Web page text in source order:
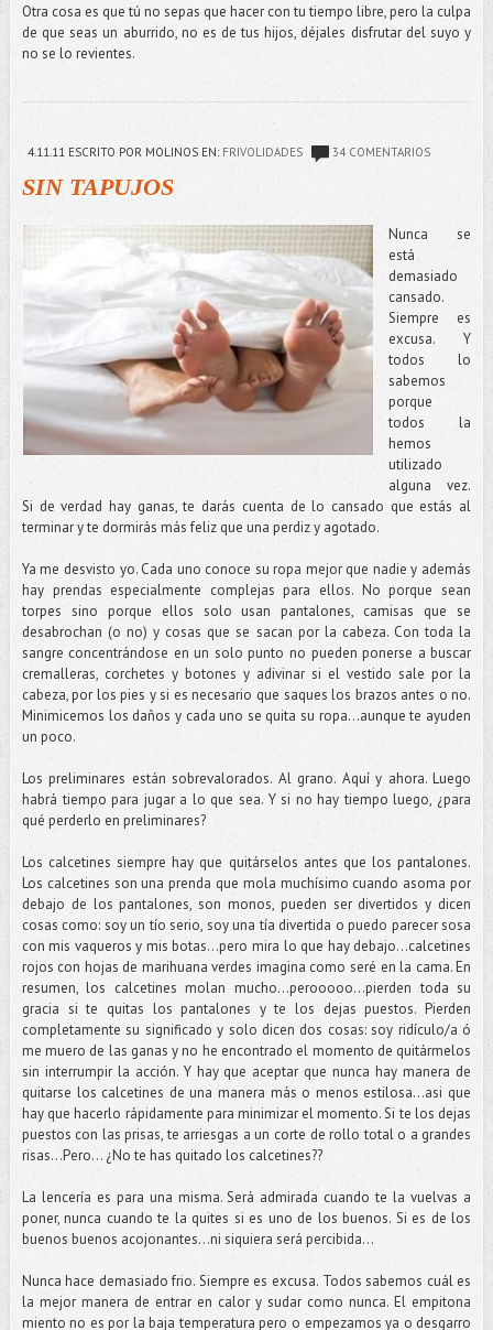
Otra cosa es que tú no sepas que hacer con tu tiempo libre, pero la culpa
de que seas un aburrido, no es de tus hijos, déjales disfrutar del suyo y
no se lo revientes.
4.11.11ESCRITO POR MOLINOS EN: FRIVOLIDADES 34 COMENTARIOS
SIN TAPUJOS
Nunca se
está
demasiado
cansado.
Siempre es
excusa. Y
todos lo
sabemos
porque
todos la
hemos
utilizado
alguna vez.
Si de verdad hay ganas, te darás cuenta de lo cansado que estás al
terminar y te dormirás más feliz que una perdiz y agotado.
Ya me desvisto yo. Cada uno conoce su ropa mejor que nadie y además
hay prendas especialmente complejas para ellos. No porque sean
torpes sino porque ellos solo usan pantalones, camisas que se
desabrochan (o no) y cosas que se sacan por la cabeza. Con toda la
sangre concentrándose en un solo punto no pueden ponerse a buscar
cremalleras, corchetes y botones y adivinar si el vestido sale por la
cabeza, por los pies y si es necesario que saques los brazos antes o no.
Minimicemos los daños y cada uno se quita su ropa…aunque te ayuden
un poco.
Los preliminares están sobrevalorados. Al grano. Aquí y ahora. Luego
habrá tiempo para jugar a lo que sea. Y si no hay tiempo luego, ¿para
qué perderlo en preliminares?
Los calcetines siempre hay que quitárselos antes que los pantalones.
Los calcetines son una prenda que mola muchísimo cuando asoma por
debajo de los pantalones, son monos, pueden ser divertidos y dicen
cosas como: soy un tío serio, soy una tía divertida o puedo parecer sosa
con mis vaqueros y mis botas...pero mira lo que hay debajo...calcetines
rojos con hojas de marihuana verdes imagina como seré en la cama. En
resumen, los calcetines molan mucho...perooooo...pierden toda su
gracia si te quitas los pantalones y te los dejas puestos. Pierden
completamente su significado y solo dicen dos cosas: soy ridículo/a ó
me muero de las ganas y no he encontrado el momento de quitármelos
sin interrumpir la acción. Y hay que aceptar que nunca hay manera de
quitarse los calcetines de una manera más o menos estilosa...asi que
hay que hacerlo rápidamente para minimizar el momento. Si te los dejas
puestos con las prisas, te arriesgas a un corte de rollo total o a grandes
risas…Pero... ¿No te has quitado los calcetines??
La lencería es para una misma. Será admirada cuando te la vuelvas a
poner, nunca cuando te la quites si es uno de los buenos. Si es de los
buenos buenos acojonantes...ni siquiera será percibida...
Nunca hace demasiado frio. Siempre es excusa. Todos sabemos cuál es
la mejor manera de entrar en calor y sudar como nunca. El empitona
miento no es por la baja temperatura pero o empezamos ya o desgarro